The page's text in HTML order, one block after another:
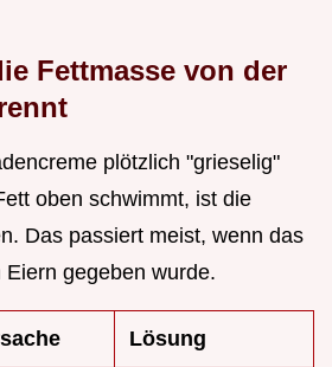
Fettmasse von der
plötzlich "grieselig"
oben schwimmt, ist die
Das passiert meist, wenn das
gegeben wurde.
Lösung